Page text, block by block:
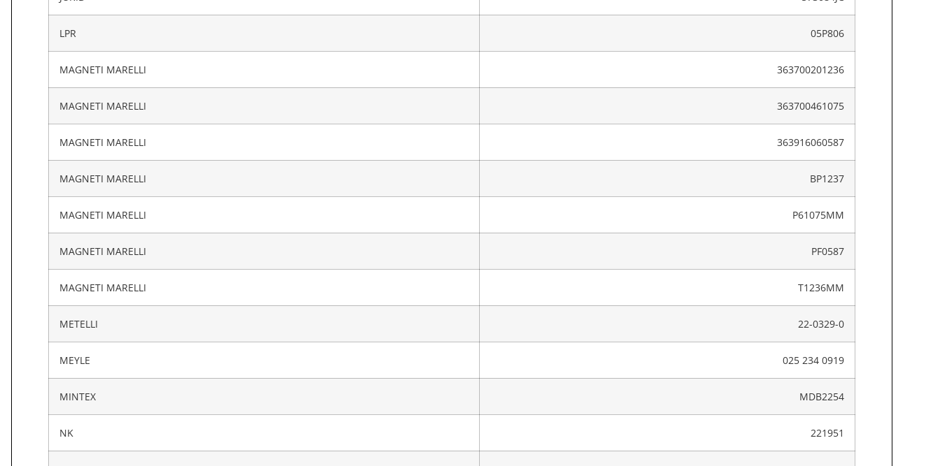
LPR 05P806
MAGNETI MARELLI 363700201236
MAGNETI MARELLI 363700461075
MAGNETI MARELLI 363916060587
MAGNETI MARELLI BP1237
MAGNETI MARELLI P61075MM
MAGNETI MARELLI PF0587
MAGNETI MARELLI T1236MM
METELLI 22-0329-0
MEYLE 025 234 0919
MINTEX MDB2254
NK 221951